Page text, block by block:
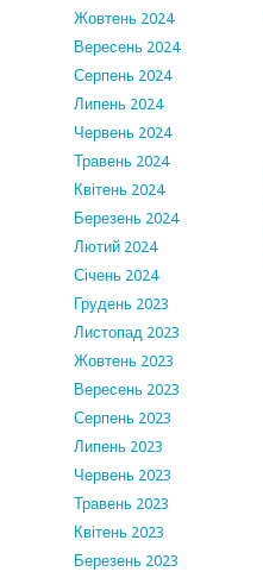
Жовтень 2024
Вересень 2024
Серпень 2024
Липень 2024
Червень 2024
Травень 2024
Квітень 2024
Березень 2024
Лютий 2024
Січень 2024
Грудень 2023
Листопад 2023
Жовтень 2023
Вересень 2023
Серпень 2023
Липень 2023
Червень 2023
Травень 2023
Квітень 2023
Березень 2023